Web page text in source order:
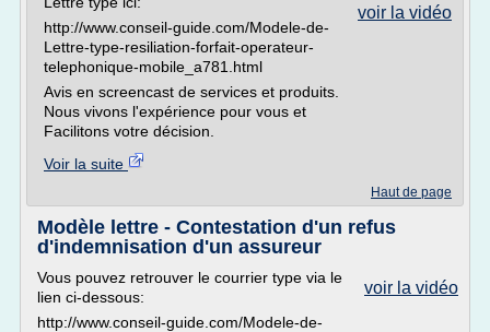
voir la vidéo
http://www.conseil-guide.com/Modele-de-
Lettre-type-resiliation-forfait-operateur-
telephonique-mobile_a781.html
Avis en screencast de services et produits.
Nous vivons l'expérience pour vous et
Facilitons votre décision.
Voir la suite
Haut de page
Modèle lettre - Contestation d'un refus
d'indemnisation d'un assureur
voir la vidéo
Vous pouvez retrouver le courrier type via le
lien ci-dessous:
http://www.conseil-guide.com/Modele-de-